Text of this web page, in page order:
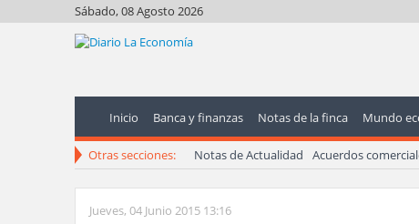
Sábado, 08 Agosto 2026
Inicio Banca y finanzas Notas de la finca Mundo
Otras secciones: Notas de Actualidad Acuerdos
Jueves, 04 Junio 2015 13:16